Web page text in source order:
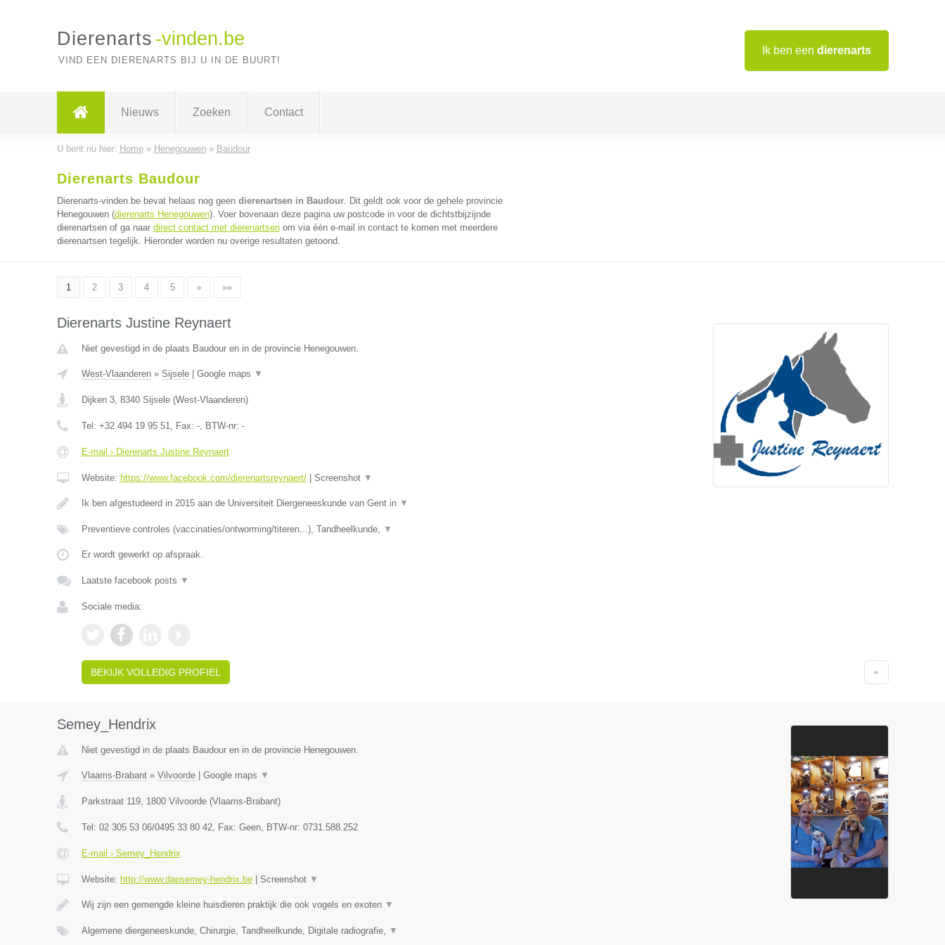
Ik ben een dierenarts
Dierenarts -vinden.be
VIND EEN DIERENARTS BIJ U IN DE BUURT!
Nieuws Zoeken Contact
U bent nu hier: Home» Henegouwen» Baudour
Dierenarts Baudour
Dierenarts-vinden.be bevat helaas nog geen dierenartsen in Baudour. Dit geldt ook voor de gehele provincie
Henegouwen (dierenarts Henegouwen). Voer bovenaan deze pagina uw postcode in voor de dichtstbijzijnde
dierenartsen of ga naar direct contact met dierenartsenom via één e-mail in contact te komen met meerdere
dierenartsen tegelijk. Hieronder worden nu overige resultaten getoond.
1 2 3 4 5 » »»
Dierenarts Justine Reynaert
Niet gevestigd in de plaats Baudour en in de provincie Henegouwen.
West-Vlaanderen» Sijsele| Google maps ▼
Dijken 3, 8340 Sijsele(West-Vlaanderen)
Tel: +32 494 19 95 51, Fax: -, BTW-nr: -
E-mail › Dierenarts Justine Reynaert
Website: https://www.facebook.com/dierenartsreynaert/| Screenshot ▼
Ik ben afgestudeerd in 2015 aan de Universiteit Diergeneeskunde van Gent in ▼
Preventieve controles (vaccinaties/ontworming/titeren...), Tandheelkunde, ▼
Er wordt gewerkt op afspraak.
Laatste facebook posts ▼
Sociale media:
BEKIJK VOLLEDIG PROFIEL
Semey_Hendrix
Niet gevestigd in de plaats Baudour en in de provincie Henegouwen.
Vlaams-Brabant» Vilvoorde| Google maps ▼
Parkstraat 119, 1800 Vilvoorde(Vlaams-Brabant)
Tel: 02 305 53 06/0495 33 80 42, Fax: Geen, BTW-nr: 0731.588.252
E-mail › Semey_Hendrix
Website: http://www.dapsemey-hendrix.be| Screenshot ▼
Wij zijn een gemengde kleine huisdieren praktijk die ook vogels en exoten ▼
Algemene diergeneeskunde, Chirurgie, Tandheelkunde, Digitale radiografie, ▼